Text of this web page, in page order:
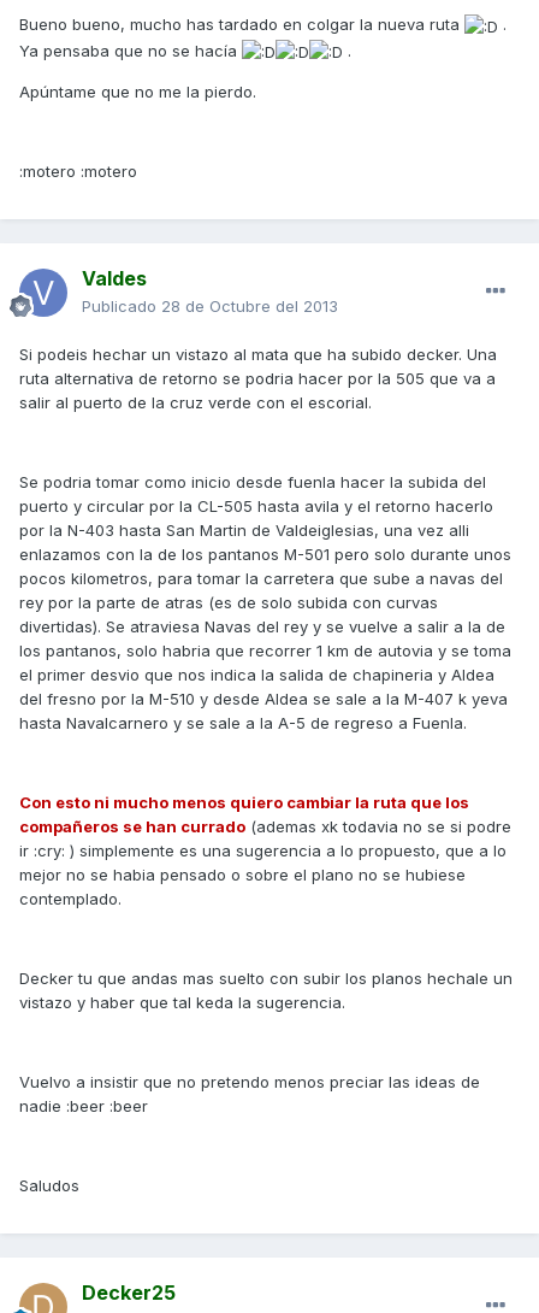
Bueno bueno, mucho has tardado en colgar la nueva ruta
.
Ya pensaba que no se hacía
.
Apúntame que no me la pierdo.
:motero :motero
Valdes
Publicado 28 de Octubre del 2013
Si podeis hechar un vistazo al mata que ha subido decker. Una
ruta alternativa de retorno se podria hacer por la 505 que va a
salir al puerto de la cruz verde con el escorial.
Se podria tomar como inicio desde fuenla hacer la subida del
puerto y circular por la CL-505 hasta avila y el retorno hacerlo
por la N-403 hasta San Martin de Valdeiglesias, una vez alli
enlazamos con la de los pantanos M-501 pero solo durante unos
pocos kilometros, para tomar la carretera que sube a navas del
rey por la parte de atras (es de solo subida con curvas
divertidas). Se atraviesa Navas del rey y se vuelve a salir a la de
los pantanos, solo habria que recorrer 1 km de autovia y se toma
el primer desvio que nos indica la salida de chapineria y Aldea
del fresno por la M-510 y desde Aldea se sale a la M-407 k yeva
hasta Navalcarnero y se sale a la A-5 de regreso a Fuenla.
Con esto ni mucho menos quiero cambiar la ruta que los
compañeros se han currado (ademas xk todavia no se si podre
ir :cry: ) simplemente es una sugerencia a lo propuesto, que a lo
mejor no se habia pensado o sobre el plano no se hubiese
contemplado.
Decker tu que andas mas suelto con subir los planos hechale un
vistazo y haber que tal keda la sugerencia.
Vuelvo a insistir que no pretendo menos preciar las ideas de
nadie :beer :beer
Saludos
Decker25